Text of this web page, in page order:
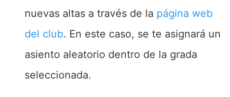
nuevas altas a través de la página web
del club. En este caso, se te asignará un
asiento aleatorio dentro de la grada
seleccionada.